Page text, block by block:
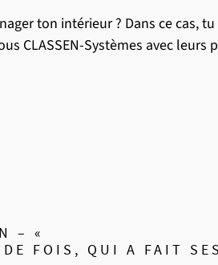
ton intérieur ? Dans ce cas,
CLASSEN-Systèmes avec
– «
FOIS, QUI A FAIT